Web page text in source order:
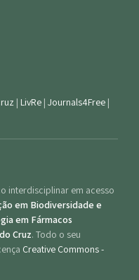
| LivRe | Journals4Free |
interdisciplinar em acesso
em Biodiversidade e
em Fármacos
Cruz. Todo o seu
Creative Commons -